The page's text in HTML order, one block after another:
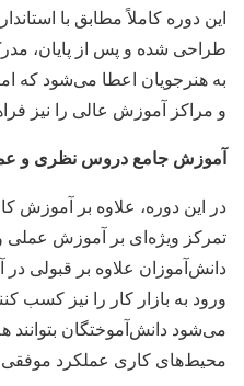
این دوره کاملاً مطابق با
طراحی شده و پس از پایان،
به هنرجویان اعطا می‌شود که
و مراکز آموزش عالی را نیز
آموزش جامع دروس نظری و
در این دوره، علاوه بر آموزش
تمرکز ویژه‌ای بر آموزش
دانش‌آموزان علاوه بر قبولی
ورود به بازار کار را نیز کسب
می‌شود دانش‌آموختگان بتوانند
محیط‌های کاری عملکرد موفقی